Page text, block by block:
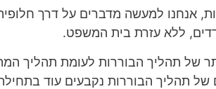
אנחנו למעשה מדברים על דרך
ללא עזרת בית המשפט.
של תהליך הבוררות לעומת תהליך
תהליך הבוררות נקבעים עוד